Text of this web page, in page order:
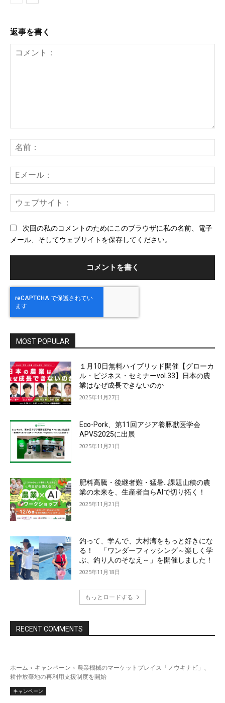
返事を書く
ン
ト：
前
メ
ー
ェ
次回の私のコメントのためにこのブラウザに私の名前、電子
メール、そしてウェブサイトを保存してください。
MOST POPULAR
１月10日無料ハイブリッド開催【グローカ
ル・ビジネス・セミナーvol.33】日本の農
業はなぜ成長できないのか
2025年11月27日
Eco-Pork、第11回アジア養豚獣医学会
APVS2025に出展
2025年11月21日
肥料高騰・後継者難・猛暑…課題山積の農
業の未来を、生産者自らAIで切り拓く！
2025年11月21日
釣って、学んで、大村湾をもっと好きにな
る！ 「ワンダーフィッシング～楽しく学
ぶ、釣り人のそなえ～」を開催しました！
2025年11月18日
もっとロードする
RECENT COMMENTS